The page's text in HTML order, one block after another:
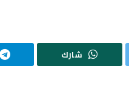
شارك